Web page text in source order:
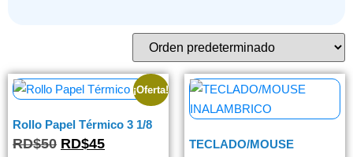
¡Oferta!
Rollo Papel Térmico 3 1/8
RD$50 RD$45
TECLADO/MOUSE